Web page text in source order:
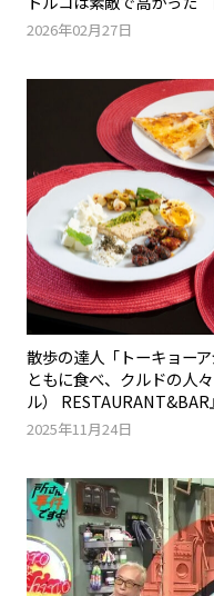
2026年02月27日
散歩の達人「トーキョー
ともに食べ、クルドの人
ル）
2025年11月24日